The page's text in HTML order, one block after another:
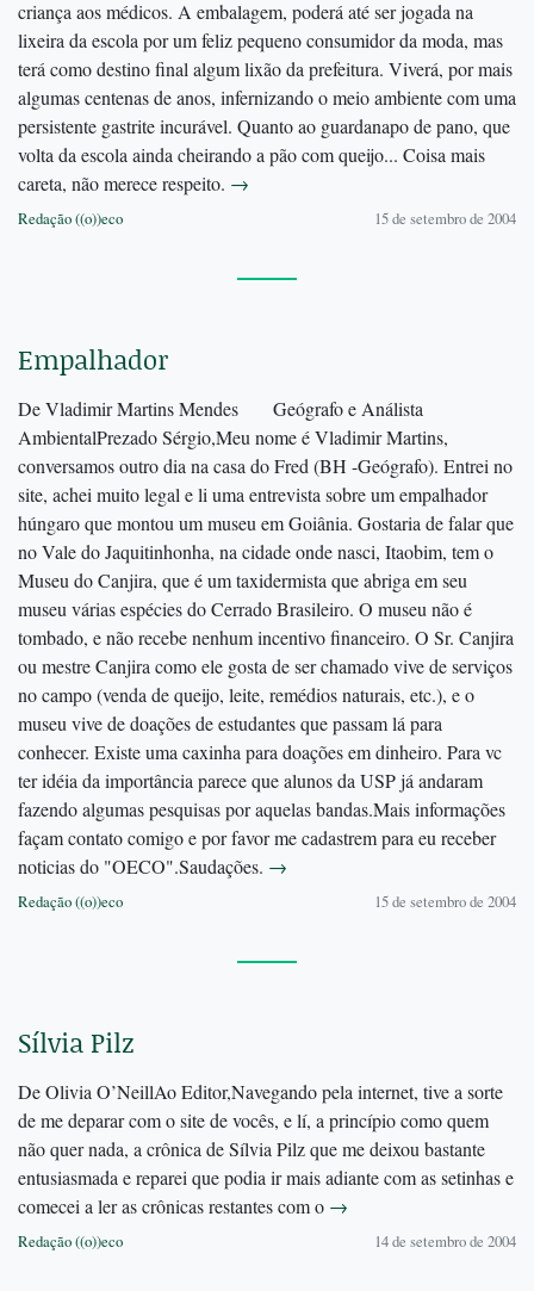
criança aos médicos. A embalagem, poderá até ser jogada na
lixeira da escola por um feliz pequeno consumidor da moda, mas
terá como destino final algum lixão da prefeitura. Viverá, por mais
algumas centenas de anos, infernizando o meio ambiente com uma
persistente gastrite incurável. Quanto ao guardanapo de pano, que
volta da escola ainda cheirando a pão com queijo... Coisa mais
careta, não merece respeito. →
Redação ((o))eco 15 de setembro de 2004
Empalhador
De Vladimir Martins Mendes Geógrafo e Análista
AmbientalPrezado Sérgio,Meu nome é Vladimir Martins,
conversamos outro dia na casa do Fred (BH -Geógrafo). Entrei no
site, achei muito legal e li uma entrevista sobre um empalhador
húngaro que montou um museu em Goiânia. Gostaria de falar que
no Vale do Jaquitinhonha, na cidade onde nasci, Itaobim, tem o
Museu do Canjira, que é um taxidermista que abriga em seu
museu várias espécies do Cerrado Brasileiro. O museu não é
tombado, e não recebe nenhum incentivo financeiro. O Sr. Canjira
ou mestre Canjira como ele gosta de ser chamado vive de serviços
no campo (venda de queijo, leite, remédios naturais, etc.), e o
museu vive de doações de estudantes que passam lá para
conhecer. Existe uma caxinha para doações em dinheiro. Para vc
ter idéia da importância parece que alunos da USP já andaram
fazendo algumas pesquisas por aquelas bandas.Mais informações
façam contato comigo e por favor me cadastrem para eu receber
noticias do "OECO".Saudações. →
Redação ((o))eco 15 de setembro de 2004
Sílvia Pilz
De Olivia O’NeillAo Editor,Navegando pela internet, tive a sorte
de me deparar com o site de vocês, e lí, a princípio como quem
não quer nada, a crônica de Sílvia Pilz que me deixou bastante
entusiasmada e reparei que podia ir mais adiante com as setinhas e
comecei a ler as crônicas restantes com o →
Redação ((o))eco 14 de setembro de 2004